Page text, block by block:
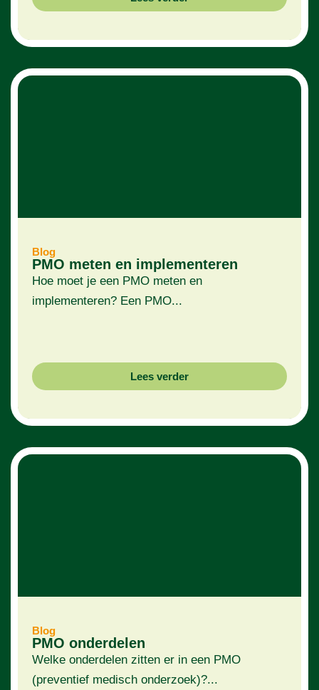
Blog
PMO meten en implementeren
Hoe moet je een PMO meten en
implementeren? Een PMO...
Lees verder
Blog
PMO onderdelen
Welke onderdelen zitten er in een PMO
(preventief medisch onderzoek)?...